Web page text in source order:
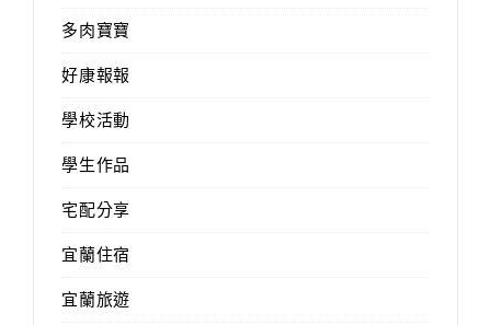
多肉寶寶
好康報報
學校活動
學生作品
宅配分享
宜蘭住宿
宜蘭旅遊